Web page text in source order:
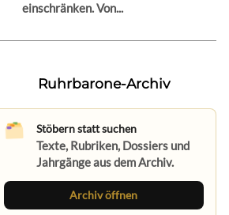
einschränken. Von...
Ruhrbarone-Archiv
Stöbern statt suchen
Texte, Rubriken, Dossiers und
Jahrgänge aus dem Archiv.
Archiv öffnen